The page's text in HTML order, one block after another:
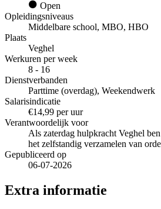
Open
Opleidingsniveaus
Middelbare school, MBO, HBO
Plaats
Veghel
Werkuren per week
8 - 16
Dienstverbanden
Parttime (overdag), Weekendwerk
Salarisindicatie
€14,99 per uur
Verantwoordelijk voor
Als zaterdag hulpkracht Veghel
het zelfstandig verzamelen van
Gepubliceerd op
06-07-2026
Extra informatie